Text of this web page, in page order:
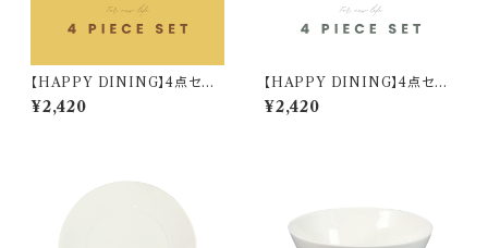
【HAPPY DINING】4点セット
(イエロー)【YMK120】 YMK1
22-6
¥2,420
【HAPPY DINING】4点セット
(ホワイト)【YMK120】 YMK12
1-6
¥2,420